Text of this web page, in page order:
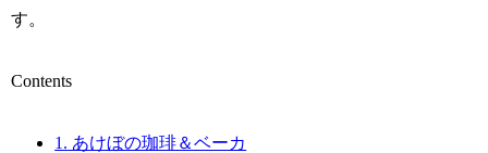
す。
Contents
1. あけぼの珈琲＆ベーカ